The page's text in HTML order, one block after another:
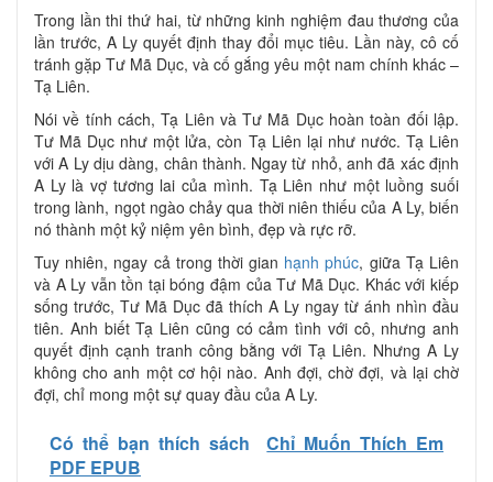
Trong lần thi thứ hai, từ những kinh nghiệm đau thương của
lần trước, A Ly quyết định thay đổi mục tiêu. Lần này, cô cố
tránh gặp Tư Mã Dục, và cố gắng yêu một nam chính khác –
Tạ Liên.
Nói về tính cách, Tạ Liên và Tư Mã Dục hoàn toàn đối lập.
Tư Mã Dục như một lửa, còn Tạ Liên lại như nước. Tạ Liên
với A Ly dịu dàng, chân thành. Ngay từ nhỏ, anh đã xác định
A Ly là vợ tương lai của mình. Tạ Liên như một luồng suối
trong lành, ngọt ngào chảy qua thời niên thiếu của A Ly, biến
nó thành một kỷ niệm yên bình, đẹp và rực rỡ.
Tuy nhiên, ngay cả trong thời gian hạnh phúc, giữa Tạ Liên
và A Ly vẫn tồn tại bóng đậm của Tư Mã Dục. Khác với kiếp
sống trước, Tư Mã Dục đã thích A Ly ngay từ ánh nhìn đầu
tiên. Anh biết Tạ Liên cũng có cảm tình với cô, nhưng anh
quyết định cạnh tranh công bằng với Tạ Liên. Nhưng A Ly
không cho anh một cơ hội nào. Anh đợi, chờ đợi, và lại chờ
đợi, chỉ mong một sự quay đầu của A Ly.
Có thể bạn thích sách
Chỉ Muốn Thích Em
PDF EPUB